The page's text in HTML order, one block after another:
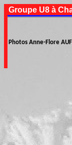
Groupe U8 à
Photos Anne-Flore